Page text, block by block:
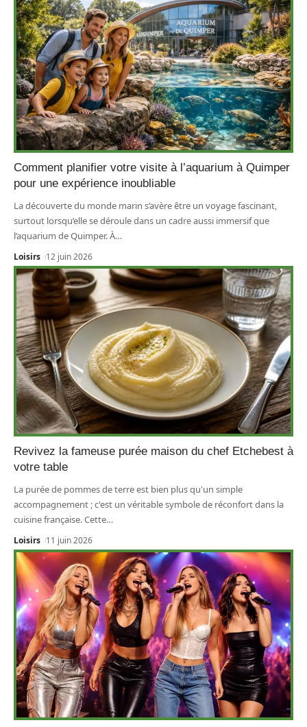
Comment planifier votre visite à l’aquarium à Quimper
pour une expérience inoubliable
La découverte du monde marin s’avère être un voyage fascinant,
surtout lorsqu’elle se déroule dans un cadre aussi immersif que
l’aquarium de Quimper. À…
Loisirs 12 juin 2026
Revivez la fameuse purée maison du chef Etchebest à
votre table
La purée de pommes de terre est bien plus qu'un simple
accompagnement ; c'est un véritable symbole de réconfort dans la
cuisine française. Cette…
Loisirs 11 juin 2026